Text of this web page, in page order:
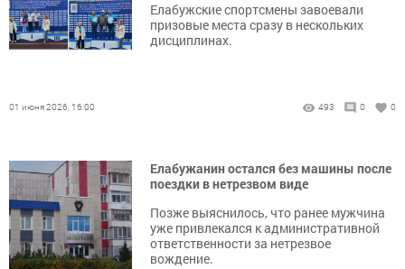
Елабужские спортсмены завоевали
призовые места сразу в нескольких
дисциплинах.
01 июня 2026, 16:00 493 0 0
Елабужанин остался без машины после
поездки в нетрезвом виде
Позже выяснилось, что ранее мужчина
уже привлекался к административной
ответственности за нетрезвое
вождение.